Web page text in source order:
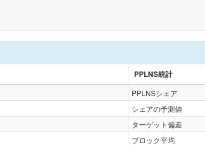
PPLNS統計
PPLNSシェア
シェアの予測値
ターゲット偏差
ブロック平均